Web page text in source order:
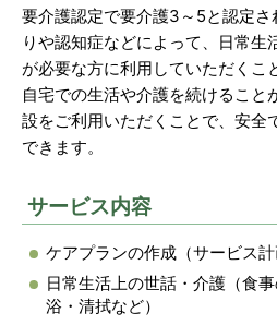
要介護認定で要介護3～5と認定さ
りや認知症などによって、日常生
が必要な方に利用していただくこ
自宅での生活や介護を続けること
設をご利用いただくことで、安全
できます。
サービス内容
ケアプランの作成（サービス計
日常生活上の世話・介護（食
浴・清拭など）